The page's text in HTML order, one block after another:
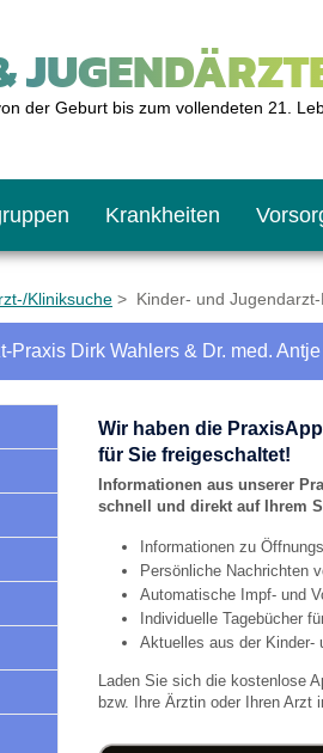
der Geburt bis zum vollendeten 21.
Das erste Jahr
Schulkinder
Krankheiten
Baby: U1 bis U6
Schulkind: U10 bis U11
Impfkalender
Was muss man beachten?
Impfsicherheit
Häufige Fragen
Notrufnummern
Hausapotheke
Notdienste
Notdienste
Gesundheitsämter
BMI-Rechner
Blutdruckrechner
Empfehlungen zum
Hörlexikon
Kliniksuche > Kinder- und Jugendarzt-
Praxis Dirk Wahlers & Dr. med.
Wir haben die
für Sie freigeschaltet!
Informationen aus unserer
schnell und direkt auf Ihrem
Informationen zu
Persönliche Nachrichten
Automatische Impf- und
Individuelle Tagebücher
Aktuelles aus der Kinder-
Laden Sie sich die kostenlose
bzw. Ihre Ärztin oder Ihren Arzt